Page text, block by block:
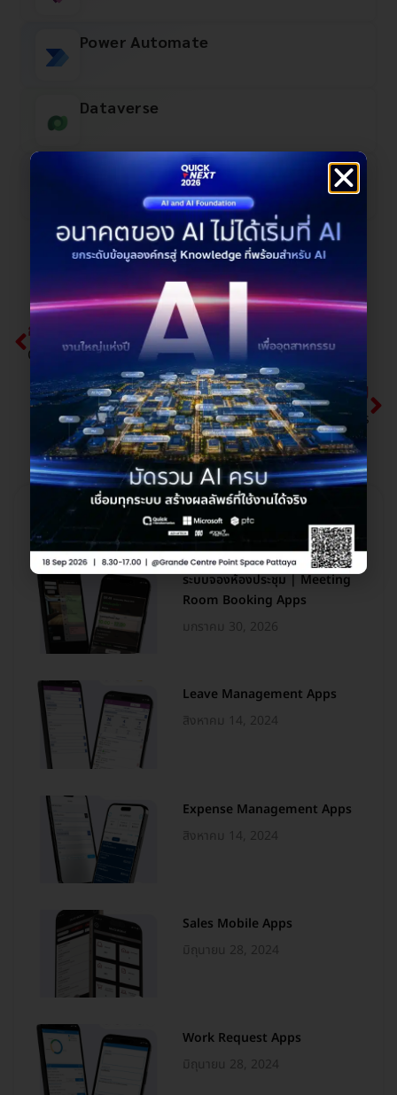
Power Automate​
Dataverse
ERP (D365FO, D365BC)
ก่อนหน้า
Quick CRM Application
ถัดไป
ISO Document Management Apps
โพสต์ที่เกี่ยวข้อง
ระบบจองห้องประชุม | Meeting
Room Booking Apps
มกราคม 30, 2026
Leave Management Apps
สิงหาคม 14, 2024
Expense Management Apps
สิงหาคม 14, 2024
Sales Mobile Apps
มิถุนายน 28, 2024
Work Request Apps
มิถุนายน 28, 2024